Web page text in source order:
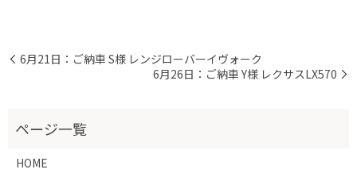
6月21日：ご納車 S様 レンジローバーイヴォーク
6月26日：ご納車 Y様 レクサスLX570
HOME